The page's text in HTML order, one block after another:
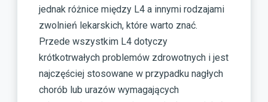
jednak różnice między L4 a innymi rodzajami
zwolnień lekarskich, które warto znać.
Przede wszystkim L4 dotyczy
krótkotrwałych problemów zdrowotnych i jest
najczęściej stosowane w przypadku nagłych
chorób lub urazów wymagających